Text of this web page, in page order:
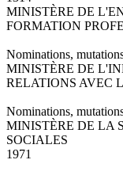
MINISTÈRE DE
FORMATION
Nominations,
MINISTÈRE DE
RELATIONS AVEC
Nominations,
MINISTÈRE DE LA
SOCIALES
1971